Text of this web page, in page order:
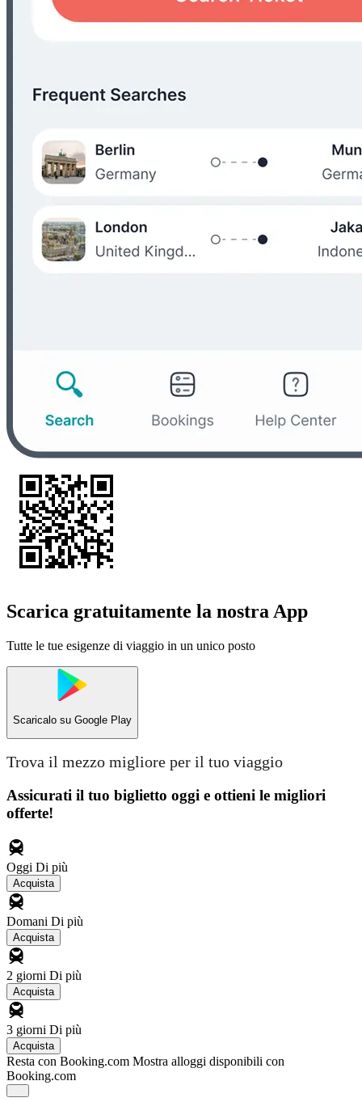
Scarica gratuitamente la nostra App
Tutte le tue esigenze di viaggio in un unico posto
Scaricalo su Google Play
Trova il mezzo migliore per il tuo viaggio
Assicurati il ​​tuo biglietto oggi e ottieni le migliori
offerte!
Oggi Di più
Acquista
Domani Di più
Acquista
2 giorni Di più
Acquista
3 giorni Di più
Acquista
Resta con Booking.com Mostra alloggi disponibili con
Booking.com